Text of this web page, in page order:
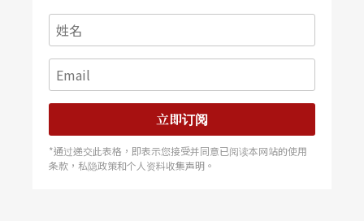
立即订阅
*通过递交此表格，即表示您接受并同意已阅读本网站的使用
条款，私隐政策和个人资料收集声明。